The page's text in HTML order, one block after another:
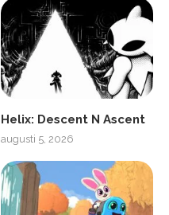
Helix: Descent N Ascent
augusti 5, 2026